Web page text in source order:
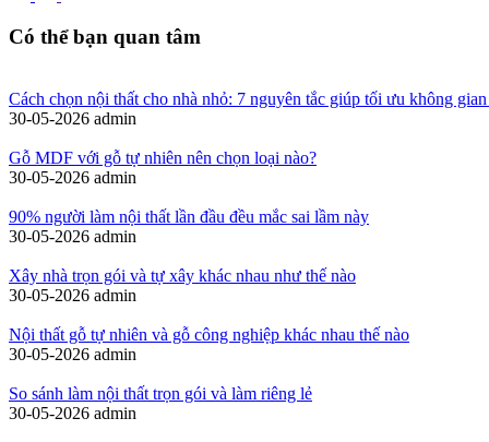
Có thể bạn quan tâm
Cách chọn nội thất cho nhà nhỏ: 7 nguyên tắc giúp tối ưu không
30-05-2026 admin
Gỗ MDF với gỗ tự nhiên nên chọn loại nào?
30-05-2026 admin
90% người làm nội thất lần đầu đều mắc sai lầm này
30-05-2026 admin
Xây nhà trọn gói và tự xây khác nhau như thế nào
30-05-2026 admin
Nội thất gỗ tự nhiên và gỗ công nghiệp khác nhau thế nào
30-05-2026 admin
So sánh làm nội thất trọn gói và làm riêng lẻ
30-05-2026 admin